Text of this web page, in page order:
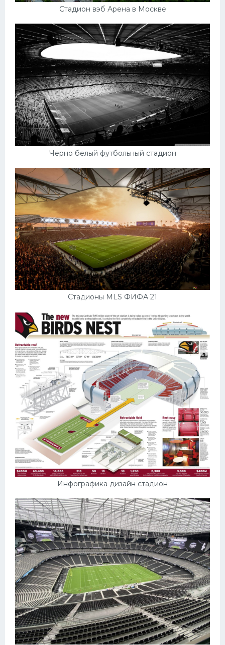
Стадион вэб Арена в Москве
Черно белый футбольный стадион
Стадионы MLS ФИФА 21
Инфографика дизайн стадион